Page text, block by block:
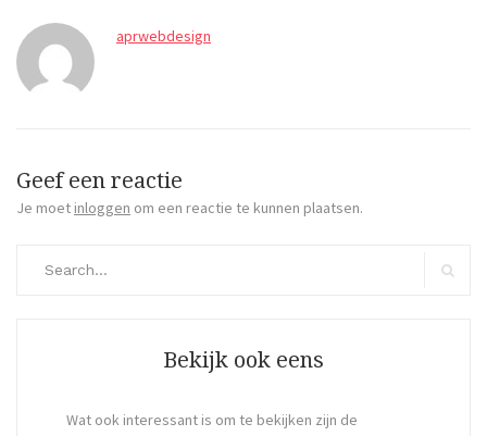
aprwebdesign
Geef een reactie
Je moet inloggen om een reactie te kunnen plaatsen.
Bekijk ook eens
Wat ook interessant is om te bekijken zijn de